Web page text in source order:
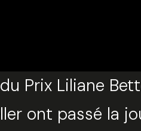
Prix Liliane
ont passé la